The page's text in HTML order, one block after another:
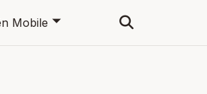
Mobile 🞃